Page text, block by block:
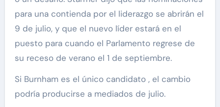
para una contienda por el liderazgo se abrirán el
9 de julio, y que el nuevo líder estará en el
puesto para cuando el Parlamento regrese de
su receso de verano el 1 de septiembre.
Si Burnham es el único candidato , el cambio
podría producirse a mediados de julio.